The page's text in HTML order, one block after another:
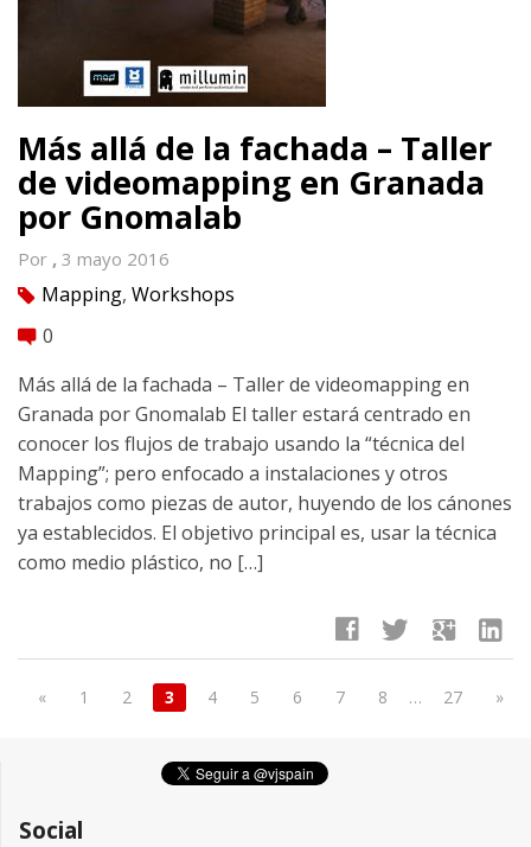
Más allá de la fachada – Taller
de videomapping en Granada
por Gnomalab
Por , 3 mayo 2016
tag Mapping, Workshops
comment 0
Más allá de la fachada – Taller de videomapping en
Granada por Gnomalab El taller estará centrado en
conocer los flujos de trabajo usando la “técnica del
Mapping”; pero enfocado a instalaciones y otros
trabajos como piezas de autor, huyendo de los cánones
ya establecidos. El objetivo principal es, usar la técnica
como medio plástico, no […]
facebook twitter google linkedin
« 1 2 3 4 5 6 7 8 … 27 »
Social